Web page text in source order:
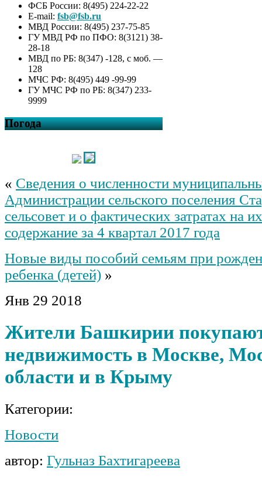
ФСБ России: 8(495) 224-22-22
E-mail: fsb@fsb.ru
МВД России: 8(495) 237-75-85
ГУ МВД РФ по ПФО: 8(3121) 38-
28-18
МВД по РБ: 8(347) -128, с моб. —
128
МЧС РФ: 8(495) 449 -99-99
ГУ МЧС РФ по РБ: 8(347) 233-
9999
Погода
« Сведения о численности
Администрации сельского поселения
сельсовет и о фактических затратах на
содержание за 4 квартал 2017 года
Новые виды пособий семьям при
ребенка (детей) »
Янв 29 2018
Жители Башкирии
недвижимость в Москве,
области и в Крыму
Категории:
Новости
автор: Гульназ Бахтигареева